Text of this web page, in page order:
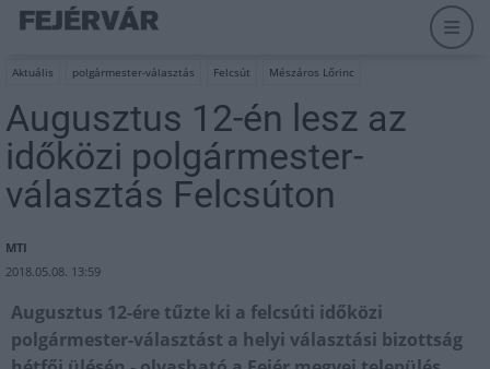
Aktuális polgármester-választás Felcsút Mészáros Lőrinc
Augusztus 12-én lesz az
időközi polgármester-
választás Felcsúton
MTI
2018.05.08. 13:59
Augusztus 12-ére tűzte ki a felcsúti időközi
polgármester-választást a helyi választási bizottság